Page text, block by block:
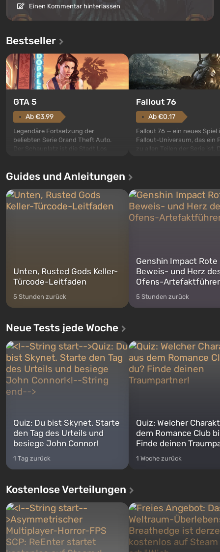
Einen Kommentar hinterlassen
Bestseller
GTA 5
Ab €3.99
Legendäre Fortsetzung der
beliebten Serie Grand Theft Auto.
Der Schauplatz ist die Stadt Los
ersten Mal erzählt das Spiel die
Geschichte von drei Charakteren:
Michael, Trevor und Franklin,
zwischen denen Sie jederzeit
wechse...
Fallout 76
Ab €0.17
Fallout 76 — ein neues Spiel
Fallout-Universum, das ein
zu allen Teilen der Serie ist.
nach dem Abwurf von
auf Amerika geöffnet wird.
Guides und Anleitungen
Unten, Rusted Gods Keller-
Türcode-Leitfaden
5 Stunden zurück
Genshin Impact Rote
Beweis- und Herz
Ofens-Artefaktführer
5 Stunden zurück
Neue Tests jede Woche
Quiz: Du bist Skynet. Starte
den Tag des Urteils und
besiege John Connor!
1 Tag zurück
Quiz: Welcher
dem Romance Club
Finde deinen
1 Woche zurück
Kostenlose Verteilungen